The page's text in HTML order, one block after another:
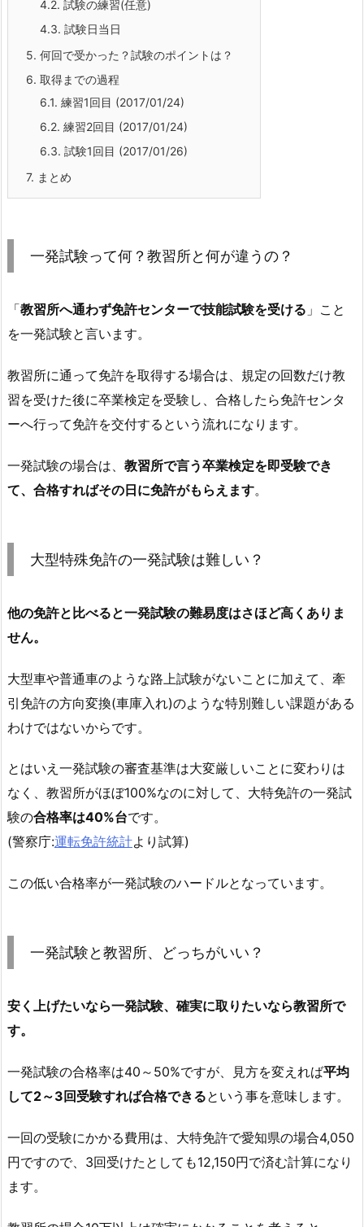
4.2. 試験の練習(任意)
4.3. 試験日当日
5. 何回で受かった？試験のポイントは？
6. 取得までの過程
6.1. 練習1回目 (2017/01/24)
6.2. 練習2回目 (2017/01/24)
6.3. 試験1回目 (2017/01/26)
7. まとめ
一発試験って何？教習所と何が違うの？
「教習所へ通わず免許センターで技能試験を受ける 」こと
を一発試験と言います。
教習所に通って免許を取得する場合は、規定の回数だけ教
習を受けた後に卒業検定を受験し、合格したら免許センタ
ーへ行って免許を交付するという流れになります。
一発試験の場合は、 教習所で言う卒業検定を即受験でき
て、合格すればその日に免許がもらえます。
大型特殊免許の一発試験は難しい？
他の免許と比べると一発試験の難易度はさほど高くありま
せん。
大型車や普通車のような路上試験がないことに加えて、牽
引免許の方向変換(車庫入れ)のような特別難しい課題がある
わけではないからです。
とはいえ一発試験の審査基準は大変厳しいことに変わりは
なく、教習所がほぼ100%なのに対して、大特免許の一発試
験の合格率は40%台です。
(警察庁:運転免許統計より試算)
この低い合格率が一発試験のハードルとなっています。
一発試験と教習所、どっちがいい？
安く上げたいなら一発試験、確実に取りたいなら教習所で
す。
一発試験の合格率は40～50%ですが、見方を変えれば平均
して2～3回受験すれば合格できるという事を意味します。
一回の受験にかかる費用は、大特免許で愛知県の場合4,050
円ですので、3回受けたとしても12,150円で済む計算になり
ます。